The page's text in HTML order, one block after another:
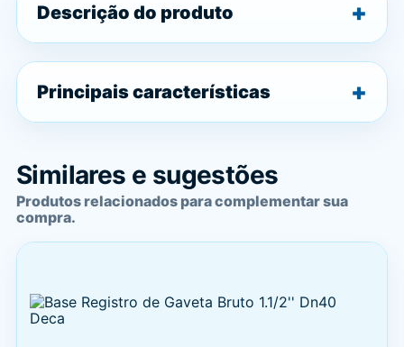
Descrição do produto
Principais características
Similares e sugestões
Produtos relacionados para complementar sua
compra.